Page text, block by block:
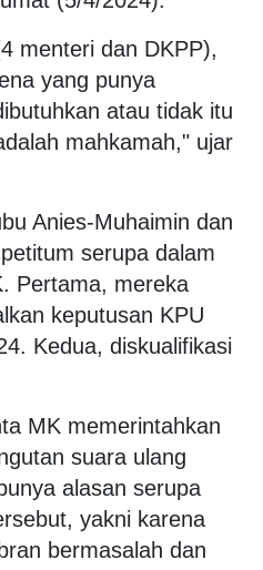
menteri dan DKPP),
yang punya
atau tidak itu
mahkamah," ujar
Anies-Muhaimin dan
serupa dalam
Pertama, mereka
keputusan KPU
Kedua, diskualifikasi
MK memerintahkan
suara ulang
alasan serupa
yakni karena
bermasalah dan